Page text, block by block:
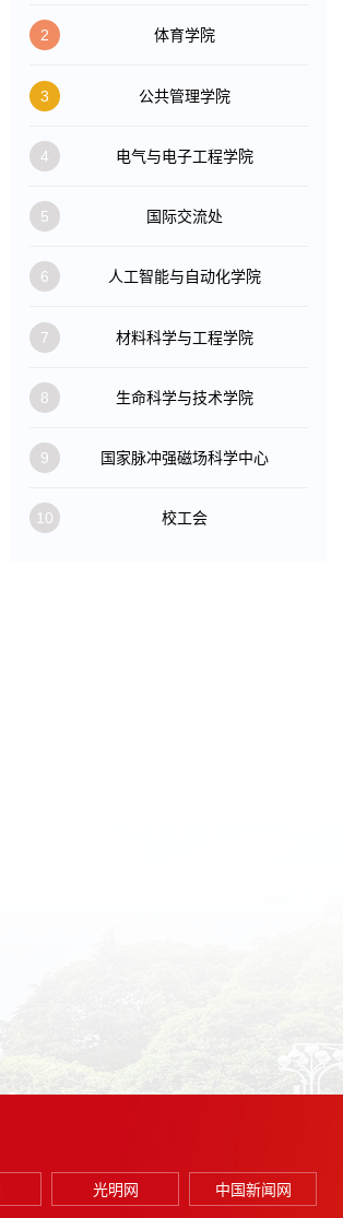
2 体育学院
3 公共管理学院
4 电气与电子工程学院
5 国际交流处
6 人工智能与自动化学院
7 材料科学与工程学院
8 生命科学与技术学院
9 国家脉冲强磁场科学中心
10 校工会
光明网 中国新闻网